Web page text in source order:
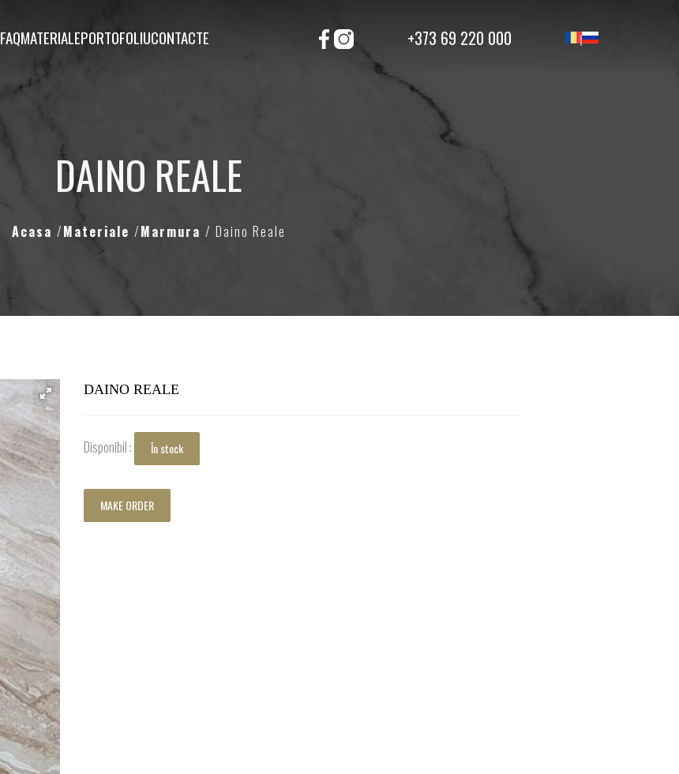
FAQMATERIALEPORTOFOLIUCONTACTE +373 69 220 000
DAINO REALE
Acasa /Materiale /Marmura / Daino Reale
DAINO REALE
Disponibil : În stock
MAKE ORDER